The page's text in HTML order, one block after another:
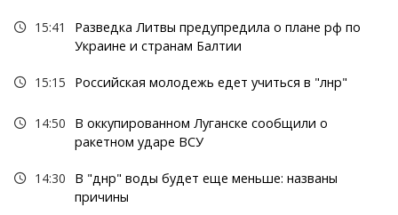
15:41
Разведка Литвы предупредила о плане рф по
Украине и странам Балтии
15:15 Российская молодежь едет учиться в "лнр"
14:50
В оккупированном Луганске сообщили о
ракетном ударе ВСУ
14:30
В "днр" воды будет еще меньше: названы
причины